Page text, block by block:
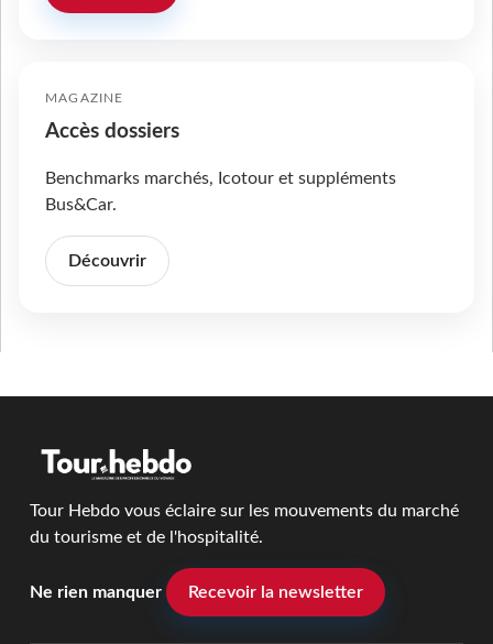
MAGAZINE
Accès dossiers
Benchmarks marchés, Icotour et suppléments
Bus&Car.
Découvrir
Tour Hebdo vous éclaire sur les mouvements du marché
du tourisme et de l'hospitalité.
Ne rien manquer Recevoir la newsletter